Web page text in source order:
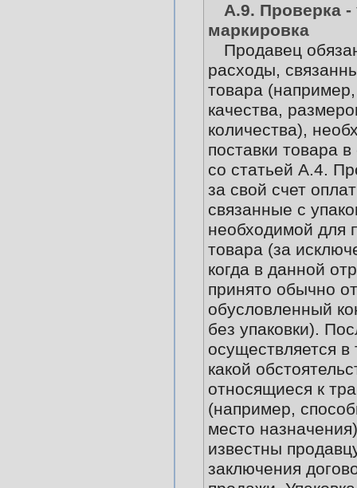
А.9. Проверка -
маркировка
Продавец
расходы,
товара
качества,
количества),
поставки товара в
со статьей А.4.
за свой счет
связанные с
необходимой для
товара (за
когда в данной
принято обычно
обусловленный
без упаковки).
осуществляется
какой
относящиеся к
(например,
место
известны
заключения